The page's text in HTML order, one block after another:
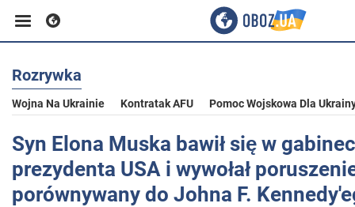
Biznes
Sport
Rozrywka
Rozrywka
Wojna Na Ukrainie Kontratak AFU Pomoc Wojskowa Dla
Syn Elona Muska bawił się w
prezydenta USA i wywołał
porównywany do Johna F.